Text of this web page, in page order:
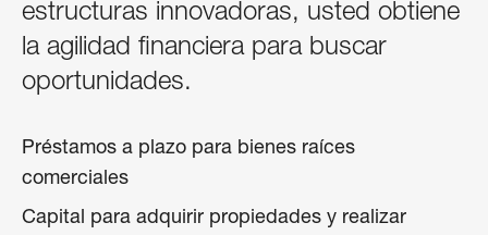
estructuras innovadoras, usted obtiene
la agilidad financiera para buscar
oportunidades.
Préstamos a plazo para bienes raíces
comerciales
Capital para adquirir propiedades y realizar